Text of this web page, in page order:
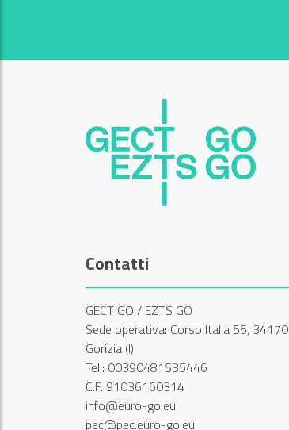
Contatti
GECT GO / EZTS GO
Sede operativa: Corso Italia 55, 34170
Gorizia (I)
Tel.: 00390481535446
C.F. 91036160314
info@euro-go.eu
pec@pec.euro-go.eu